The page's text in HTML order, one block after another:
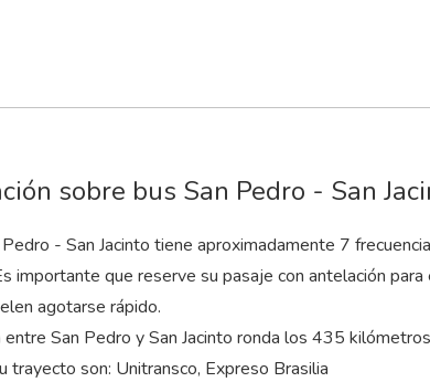
sobre bus San Pedro - San
- San Jacinto tiene aproximadamente 7
importante que reserve su pasaje con antelación
agotarse rápido.
entre San Pedro y San Jacinto ronda los 435
trayecto son: Unitransco, Expreso Brasilia